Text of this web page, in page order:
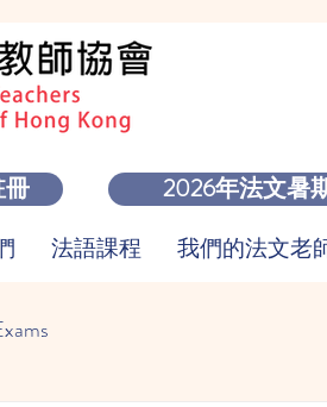
2026年法文暑
法語課程 我們的法文老